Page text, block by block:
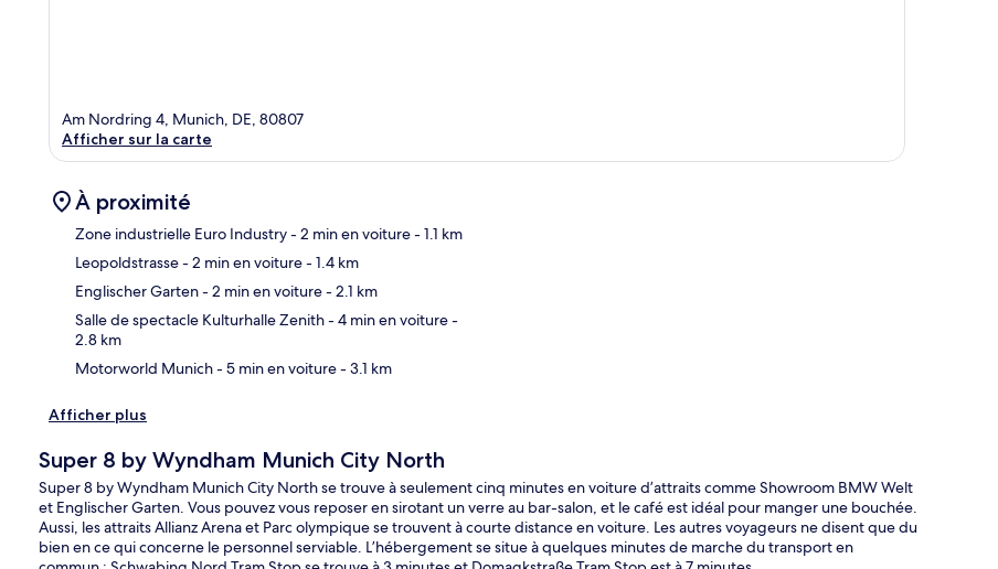
Am Nordring 4, Munich, DE, 80807
Afficher sur la carte
À proximité
Zone industrielle Euro Industry- 2 min en voiture- 1.1 km
Leopoldstrasse- 2 min en voiture- 1.4 km
Englischer Garten- 2 min en voiture- 2.1 km
Salle de spectacle Kulturhalle Zenith- 4 min en voiture-
2.8 km
Motorworld Munich- 5 min en voiture- 3.1 km
Afficher plus
Super 8 by Wyndham Munich City North
Super 8 by Wyndham Munich City North se trouve à seulement cinq minutes en voiture d’attraits comme Showroom BMW Welt
et Englischer Garten. Vous pouvez vous reposer en sirotant un verre au bar-salon, et le café est idéal pour manger une bouchée.
Aussi, les attraits Allianz Arena et Parc olympique se trouvent à courte distance en voiture. Les autres voyageurs ne disent que du
bien en ce qui concerne le personnel serviable. L’hébergement se situe à quelques minutes de marche du transport en